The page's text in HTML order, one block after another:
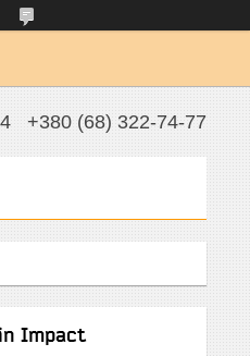
+380 (68) 322-74-77
Impact